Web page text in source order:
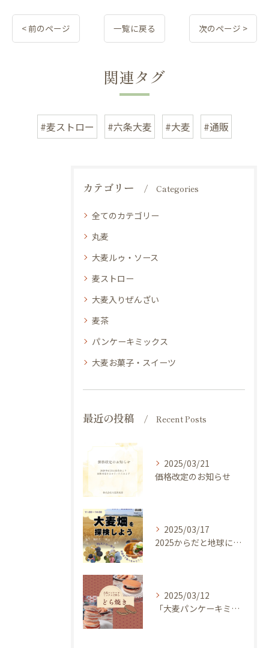
< 前のページ 一覧に戻る 次のページ >
関連タグ
#麦ストロー #六条大麦 #大麦 #通販
カテゴリー Categories
全てのカテゴリー
丸麦
大麦ルゥ・ソース
麦ストロー
大麦入りぜんざい
麦茶
パンケーキミックス
大麦お菓子・スイーツ
最近の投稿 Recent Posts
2025/03/21
価格改定のお知らせ
2025/03/17
2025からだと地球にやさしい大麦de体験しよう ～ 今年のキャッチフレーズは 『大麦畑を探検しよう！』イベントのご案内
2025/03/12
「大麦パンケーキミックス」を使ってどら焼き作ってみませんか？